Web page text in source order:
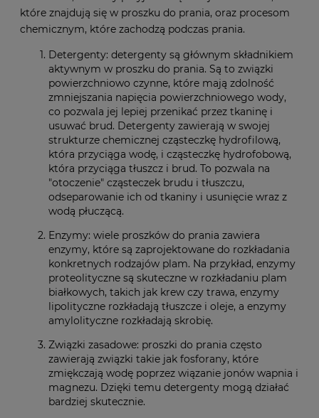
które znajdują się w proszku do prania, oraz procesom
chemicznym, które zachodzą podczas prania.
Detergenty: detergenty są głównym składnikiem
aktywnym w proszku do prania. Są to związki
powierzchniowo czynne, które mają zdolność
zmniejszania napięcia powierzchniowego wody,
co pozwala jej lepiej przenikać przez tkaninę i
usuwać brud. Detergenty zawierają w swojej
strukturze chemicznej cząsteczkę hydrofilową,
która przyciąga wodę, i cząsteczkę hydrofobową,
która przyciąga tłuszcz i brud. To pozwala na
"otoczenie" cząsteczek brudu i tłuszczu,
odseparowanie ich od tkaniny i usunięcie wraz z
wodą płuczącą.
Enzymy: wiele proszków do prania zawiera
enzymy, które są zaprojektowane do rozkładania
konkretnych rodzajów plam. Na przykład, enzymy
proteolityczne są skuteczne w rozkładaniu plam
białkowych, takich jak krew czy trawa, enzymy
lipolityczne rozkładają tłuszcze i oleje, a enzymy
amylolityczne rozkładają skrobię.
Związki zasadowe: proszki do prania często
zawierają związki takie jak fosforany, które
zmiękczają wodę poprzez wiązanie jonów wapnia i
magnezu. Dzięki temu detergenty mogą działać
bardziej skutecznie.